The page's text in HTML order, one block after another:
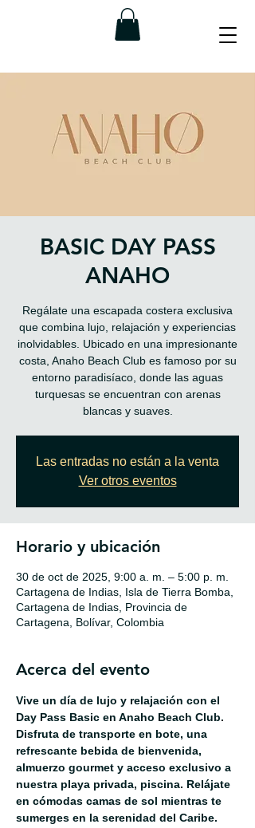
BASIC DAY PASS
ANAHO
Regálate una escapada costera exclusiva
que combina lujo, relajación y experiencias
inolvidables. Ubicado en una impresionante
costa, Anaho Beach Club es famoso por su
entorno paradisíaco, donde las aguas
turquesas se encuentran con arenas
blancas y suaves.
Las entradas no están a la venta
Ver otros eventos
Horario y ubicación
30 de oct de 2025, 9:00 a. m. – 5:00 p. m.
Cartagena de Indias, Isla de Tierra Bomba,
Cartagena de Indias, Provincia de
Cartagena, Bolívar, Colombia
Acerca del evento
Vive un día de lujo y relajación con el
Day Pass Basic en Anaho Beach Club.
Disfruta de transporte en bote, una
refrescante bebida de bienvenida,
almuerzo gourmet y acceso exclusivo a
nuestra playa privada, piscina. Relájate
en cómodas camas de sol mientras te
sumerges en la serenidad del Caribe.